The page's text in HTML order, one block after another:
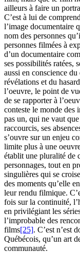
ailleurs à faire un
C’est à lui de
l’image documentaire
nom des personnes
personnes filmées à
d’un documentaire
ses possibilités ratées,
aussi en conscience
révélations et du
l’oeuvre, le point de
de se rapporter à
conteste le monde des
pas un, qui ne vaut
raccourcis, ses
s’ouvre sur un enjeu
limite plus à une
établit une pluralité de
personnages, tout en
singulières qui se
des moments qu’elle
leur rendu filmique.
fois sur la continuité,
en privilégiant les
l’improbable des
films[25]. C’est n’est
Québécois, qu’un art
communauté.